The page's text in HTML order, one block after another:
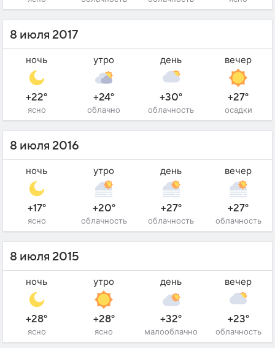
8 июля 2017
ночь
+22°
ясно
утро
+24°
облачно
день
+30°
облачность
вечер
+27°
осадки
8 июля 2016
ночь
+17°
ясно
утро
+20°
облачность
день
+27°
облачность
вечер
+27°
облачность
8 июля 2015
ночь
+28°
ясно
утро
+28°
ясно
день
+32°
малооблачно
вечер
+23°
облачность